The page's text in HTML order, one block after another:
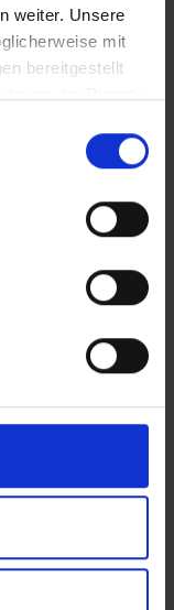
weiter. Unsere
mit
bereitgestellt